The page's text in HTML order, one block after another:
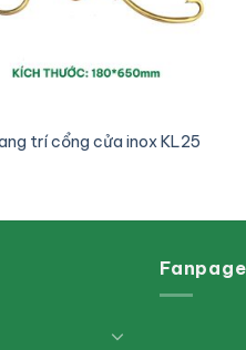
trí cổng cửa inox KL25